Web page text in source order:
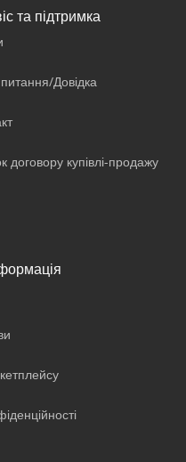
та підтримка
питання/Довідка
договору купівлі-продажу